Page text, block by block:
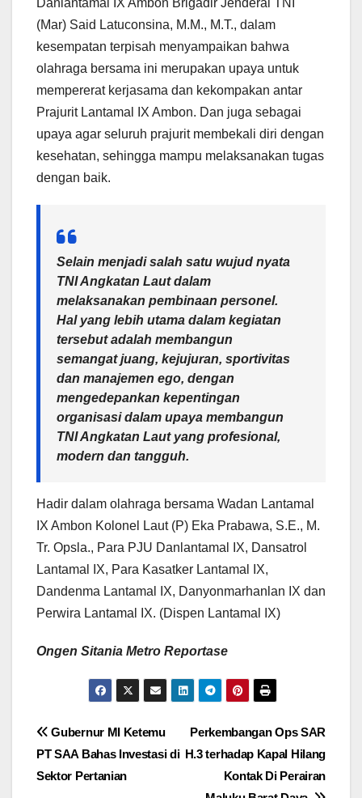
Danlantamal IX Ambon Brigadir Jenderal TNI
(Mar) Said Latuconsina, M.M., M.T., dalam
kesempatan terpisah menyampaikan bahwa
olahraga bersama ini merupakan upaya untuk
mempererat kerjasama dan kekompakan antar
Prajurit Lantamal IX Ambon. Dan juga sebagai
upaya agar seluruh prajurit membekali diri dengan
kesehatan, sehingga mampu melaksanakan tugas
dengan baik.
Selain menjadi salah satu wujud nyata
TNI Angkatan Laut dalam
melaksanakan pembinaan personel.
Hal yang lebih utama dalam kegiatan
tersebut adalah membangun
semangat juang, kejujuran, sportivitas
dan manajemen ego, dengan
mengedepankan kepentingan
organisasi dalam upaya membangun
TNI Angkatan Laut yang profesional,
modern dan tangguh.
Hadir dalam olahraga bersama Wadan Lantamal
IX Ambon Kolonel Laut (P) Eka Prabawa, S.E., M.
Tr. Opsla., Para PJU Danlantamal IX, Dansatrol
Lantamal IX, Para Kasatker Lantamal IX,
Dandenma Lantamal IX, Danyonmarhanlan IX dan
Perwira Lantamal IX. (Dispen Lantamal IX)
Ongen Sitania Metro Reportase
Navigasi
pos
Perkembangan Ops SAR
H.3 terhadap Kapal Hilang
Kontak Di Perairan
Gubernur MI Ketemu
PT SAA Bahas Investasi di
Sektor Pertanian